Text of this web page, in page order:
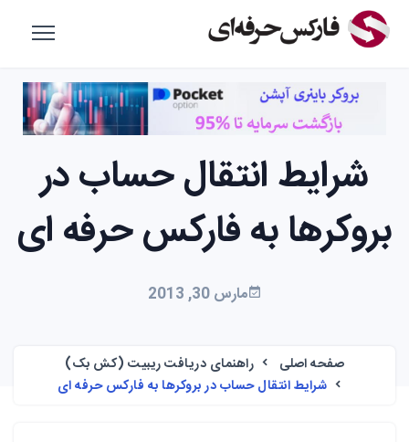
شرایط انتقال حساب در
بروکرها به فارکس حرفه ای
مارس 30, 2013
صفحه اصلی
راهنمای دریافت ریبیت (کش بک)
شرایط انتقال حساب در بروکرها به فارکس حرفه ای